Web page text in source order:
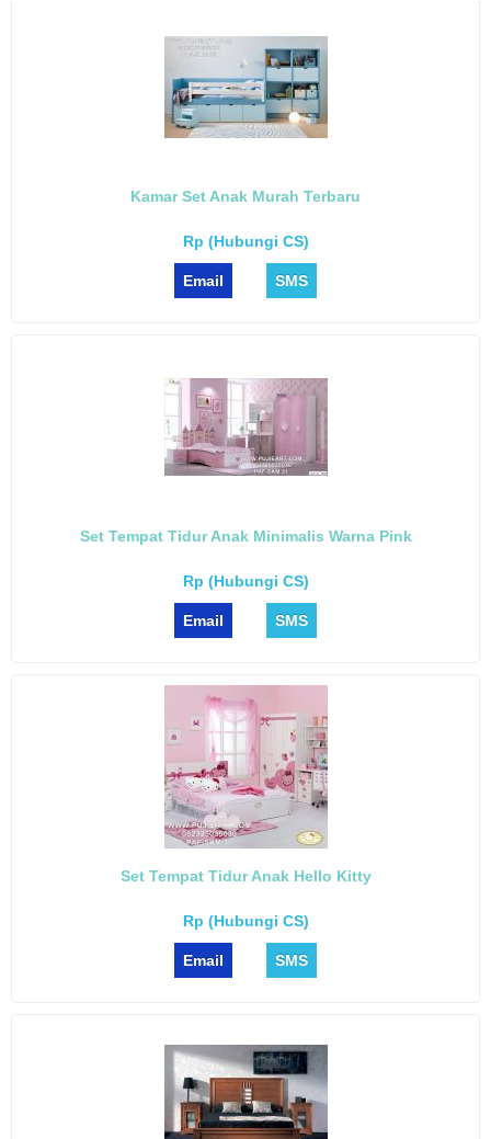
Kamar Set Anak Murah Terbaru
Rp (Hubungi CS)
Email SMS
Set Tempat Tidur Anak Minimalis Warna Pink
Rp (Hubungi CS)
Email SMS
Set Tempat Tidur Anak Hello Kitty
Rp (Hubungi CS)
Email SMS